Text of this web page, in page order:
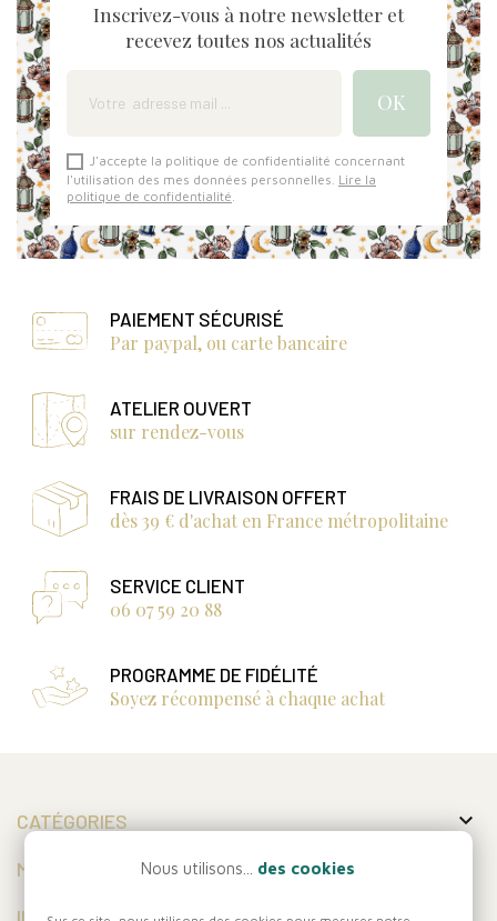
Inscrivez-vous à notre newsletter et
recevez toutes nos actualités
J'accepte la politique de confidentialité concernant
l'utilisation des mes données personnelles. Lire la
politique de confidentialité
PAIEMENT SÉCURISÉ
Par paypal, ou carte bancaire
ATELIER OUVERT
sur rendez-vous
FRAIS DE LIVRAISON OFFERT
dès 39 € d'achat en France métropolitaine
SERVICE CLIENT
06 07 59 20 88
PROGRAMME DE FIDÉLITÉ
Soyez récompensé à chaque achat
CATÉGORIES 
MON COMPTE Nous utilisons... des cookies